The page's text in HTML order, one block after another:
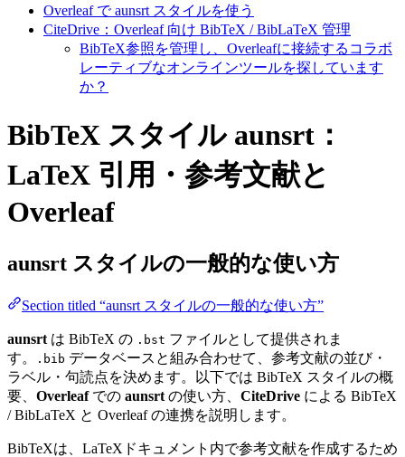
Overleaf で aunsrt スタイルを使う
CiteDrive：Overleaf 向け BibTeX / BibLaTeX 管理
BibTeX参照を管理し、Overleafに接続するコラボ
レーティブなオンラインツールを探しています
か？
BibTeX スタイル aunsrt：
LaTeX 引用・参考文献と
Overleaf
aunsrt スタイルの一般的な使い方
Section titled “aunsrt スタイルの一般的な使い方”
aunsrt は BibTeX の .bst ファイルとして提供されま
す。
.bib データベースと組み合わせて、参考文献の並び・
ラベル・句読点を決めます。以下では BibTeX スタイルの概
要、 Overleafでの aunsrt の使い方、 CiteDrive による BibTeX
/ BibLaTeX と Overleaf の連携を説明します。
BibTeXは、LaTeXドキュメント内で参考文献を作成するため